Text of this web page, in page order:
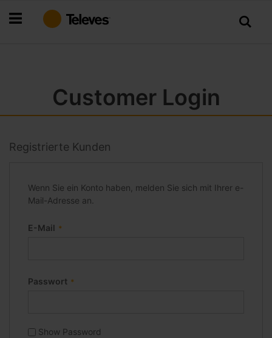
Inhalt
Customer Login
Registrierte Kunden
Wenn Sie ein Konto haben, melden Sie sich mit Ihrer e-
Mail-Adresse an.
E-Mail
Passwort
Show Password